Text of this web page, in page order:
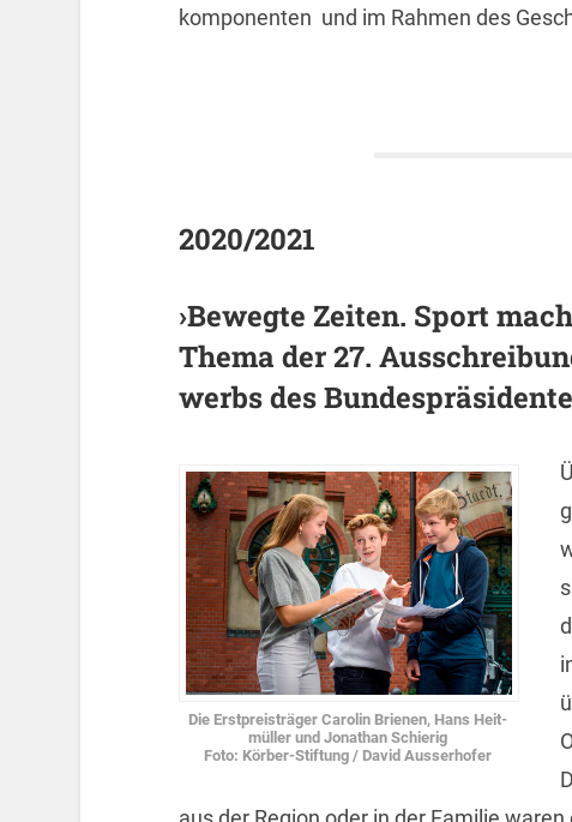
kom­po­nen­ten und im Rah­men des
2020/2021
›Be­weg­te Zei­ten. Sport
Thema der 27.
werbs des
Die Erst­preis­trä­ger Ca­ro­lin Brie­nen, Hans Heit­
mül­ler und Jo­na­than Schie­rig
Foto: Kör­ber-Stif­tung / David Aus­ser­ho­fer